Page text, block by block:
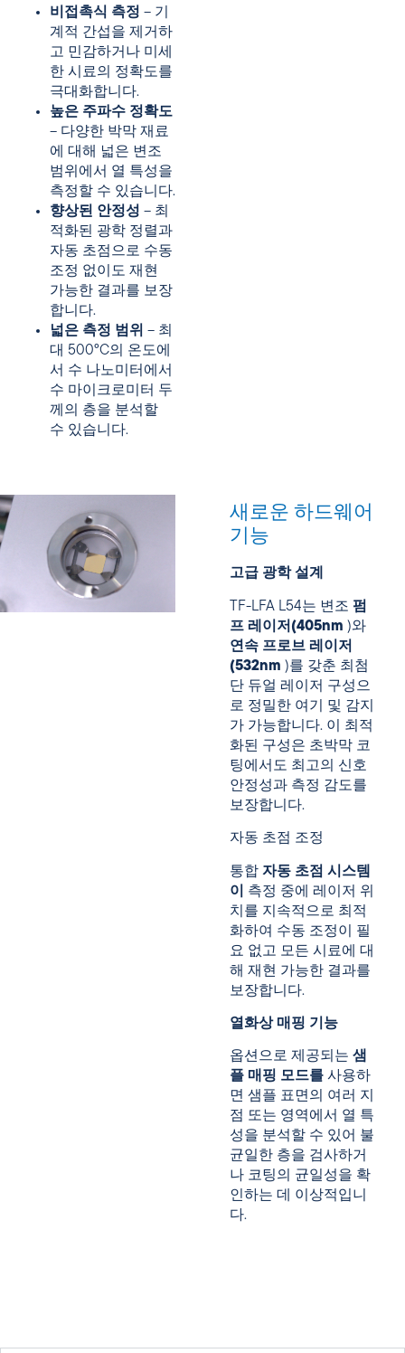
비접촉식 측정 – 기
계적 간섭을 제거하
고 민감하거나 미세
한 시료의 정확도를
극대화합니다.
높은 주파수 정확도
– 다양한 박막 재료
에 대해 넓은 변조
범위에서 열 특성을
측정할 수 있습니다.
향상된 안정성 – 최
적화된 광학 정렬과
자동 초점으로 수동
조정 없이도 재현
가능한 결과를 보장
합니다.
넓은 측정 범위 – 최
대 500°C의 온도에
서 수 나노미터에서
수 마이크로미터 두
께의 층을 분석할
수 있습니다.
새로운 하드웨어
기능
고급 광학 설계
TF-LFA L54는 변조 펌
프 레이저(405nm )와
연속 프로브 레이저
(532nm )를 갖춘 최첨
단 듀얼 레이저 구성으
로 정밀한 여기 및 감지
가 가능합니다. 이 최적
화된 구성은 초박막 코
팅에서도 최고의 신호
안정성과 측정 감도를
보장합니다.
자동 초점 조정
통합 자동 초점 시스템
이
측정 중에 레이저 위
치를 지속적으로 최적
화하여 수동 조정이 필
요 없고 모든 시료에 대
해 재현 가능한 결과를
보장합니다.
열화상 매핑 기능
옵션으로 제공되는 샘
플 매핑 모드를 사용하
면 샘플 표면의 여러 지
점 또는 영역에서 열 특
성을 분석할 수 있어 불
균일한 층을 검사하거
나 코팅의 균일성을 확
인하는 데 이상적입니
다.